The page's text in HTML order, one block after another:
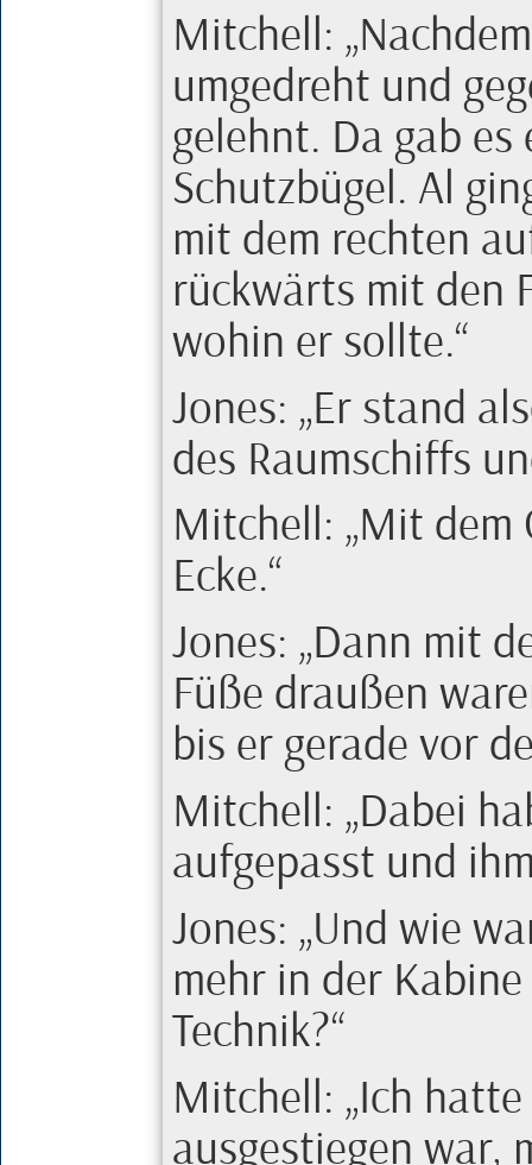
Mitchell:
umgedreht und
gelehnt. Da gab
Schutzbügel. Al
mit dem rechten
rückwärts mit den
wohin er sollte.
Jones: Er stand
des Raumschiffs
Mitchell: Mit dem
Ecke.
Jones: Dann mit
Füße draußen
bis er gerade vor
Mitchell: Dabei
aufgepasst und
Jones: Und wie
mehr in der
Technik?
Mitchell: Ich
ausgestiegen war,